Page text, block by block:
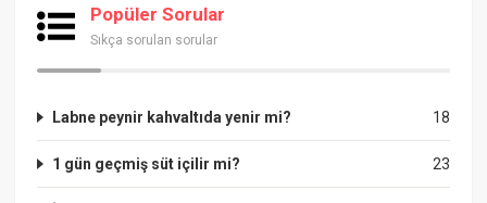
Popüler Sorular
Sıkça sorulan sorular
18
Labne peynir kahvaltıda yenir mi?
23
1 gün geçmiş süt içilir mi?